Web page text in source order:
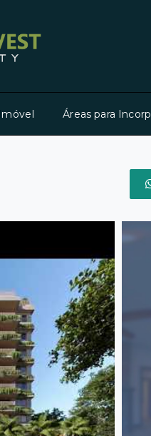
Áreas para